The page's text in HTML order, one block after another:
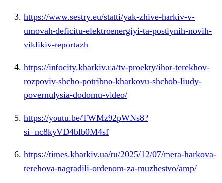
https://www.sestry.eu/statti/yak-zhive-harkiv-v-
umovah-deficitu-elektroenergiyi-ta-postiynih-novih-
viklikiv-reportazh
https://infocity.kharkiv.ua/tv-proekty/ihor-terekhov-
rozpoviv-shcho-potribno-kharkovu-shchob-liudy-
povernulysia-dodomu-video/
https://youtu.be/TWMz92pWNs8?
si=nc8kyVD4blb0M4sf
https://times.kharkiv.ua/ru/2025/12/07/mera-harkova-
terehova-nagradili-ordenom-za-muzhestvo/amp/